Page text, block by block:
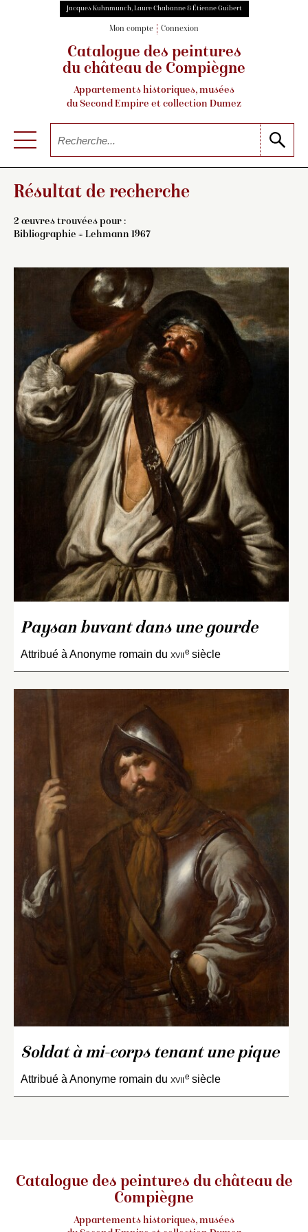
Jacques Kuhnmunch, Laure Chabanne & Étienne Guibert
Mon compte Connexion
Catalogue des peintures
du château de Compiègne
Appartements historiques, musées
du Second Empire et collection Dumez
Résultat de recherche
2 œuvres trouvées pour :
Bibliographie = Lehmann 1967
Paysan buvant dans une gourde
Attribué à Anonyme romain du xviie siècle
Soldat à mi-corps tenant une pique
Attribué à Anonyme romain du xviie siècle
Catalogue des peintures du château de
Compiègne
Appartements historiques, musées